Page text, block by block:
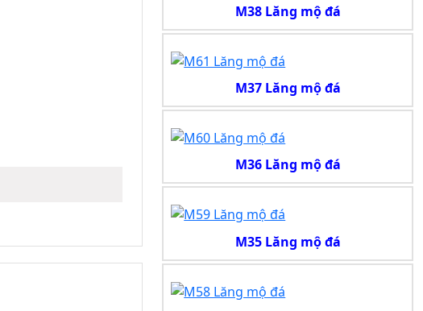
M38 Lăng mộ đá
M37 Lăng mộ đá
M36 Lăng mộ đá
M35 Lăng mộ đá